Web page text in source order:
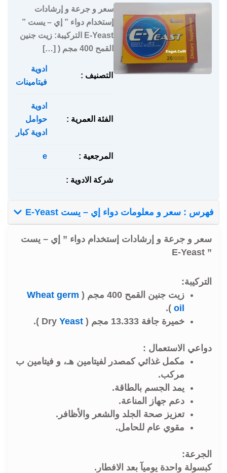
سعر و جرعة و إرشادات
إستخدام دواء ” إي – يست ”
E-Yeast التركيبة: زيت جنين
القمح 400 مجم ( […]
التصنيف :
ادوية
فيتامينات
الفئة العمرية :
ادوية
حوامل
ادوية كبار
المرجعية : e
شركة الادوية :
فهرس : سعر و معلومات دواء إي – يست E-Yeast
سعر و جرعة و إرشادات إستخدام دواء ” إي – يست
” E-Yeast
التركيبة:
زيت جنين القمح 400 مجم (
Wheat germ
oil
).
خميرة جافة 13.333 مجم (
Dry Yeast
).
دواعي الاستعمال :
مكمل غذائي كمصدر لفيتامين هـ، و فيتامين ب
مركب.
يمد الجسم بالطاقة.
دعم جهاز المناعة.
تعزيز صحة الجلد والشعر والأظافر.
مقوي عام للحامل.
الجرعة:
كبسولة واحدة يوميآ بعد الافطار.